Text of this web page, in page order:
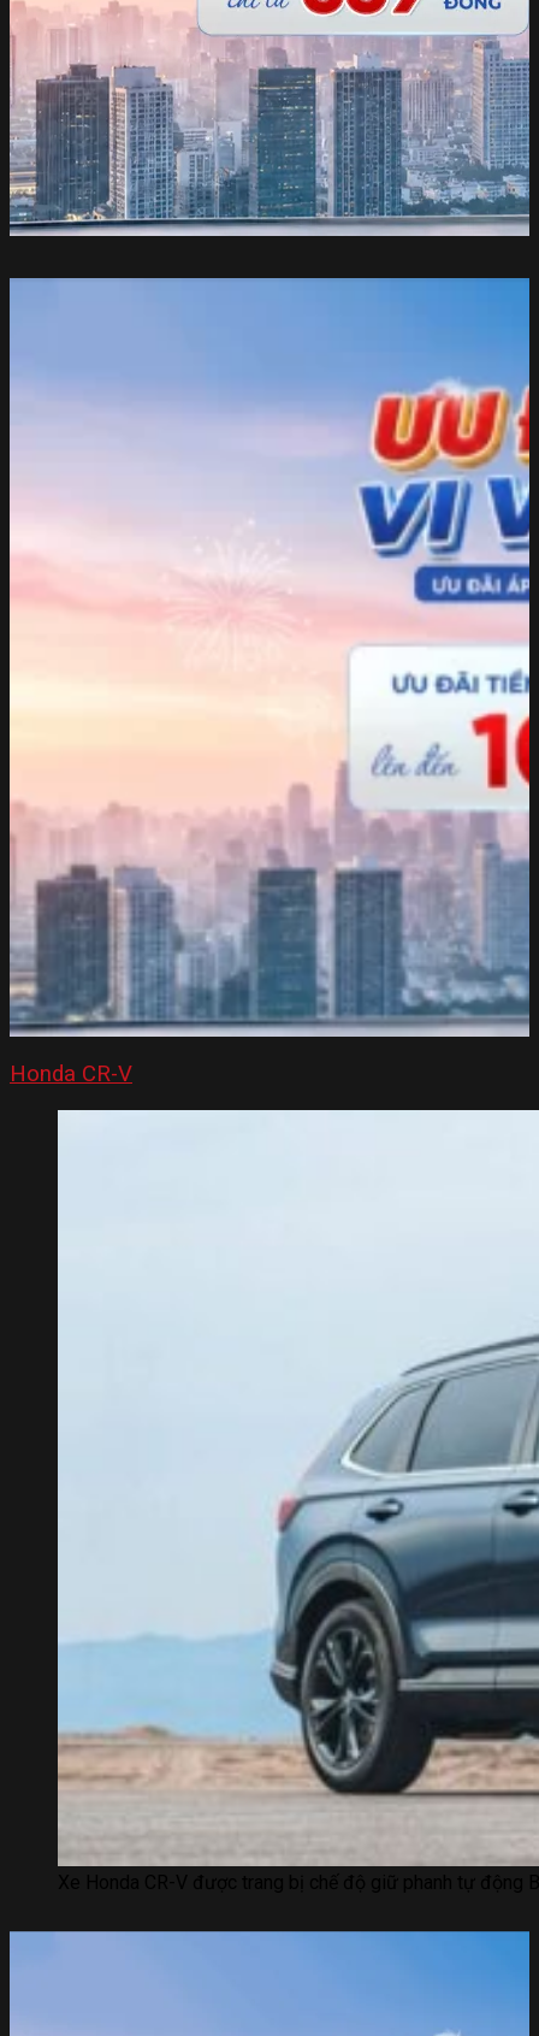
LIÊN HỆ HOTLINE 0375.83.79.79
NHẬN NGAY
GIẢM TIỀN MẶT TRỰC TIẾP
QUÀ TẶNG BẢO HIỂM THÂN VỎ
QUÀ TẶNG PHỤ KIỆN CHÍNH HÃNG, BẢO
HÀNH XE
ƯU ĐÃI ĐẶC BIỆT CHO KHÁCH LIÊN HỆ
HOTLINE
ĐĂNG KÝ LÁI THỬ
Honda CR-V